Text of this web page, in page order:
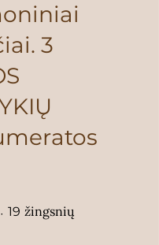
3
6 savaitės
19 žingsnių